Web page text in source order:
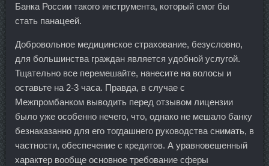
Банка России такого инструмента, который смог бы
стать панацеей.
Добровольное медицинское страхование, безусловно,
для большинства граждан является удобной услугой.
Тщательно все перемешайте, нанесите на волосы и
оставьте на 2-3 часа. Правда, в случае с
Межпромбанком выводить перед отзывом лицензии
было уже особенно нечего, что, однако не мешало банку
безнаказанно для его тогдашнего руководства снимать, в
частности, обеспечение с кредитов. А уравновешенный
характер вообще основное требование сферы